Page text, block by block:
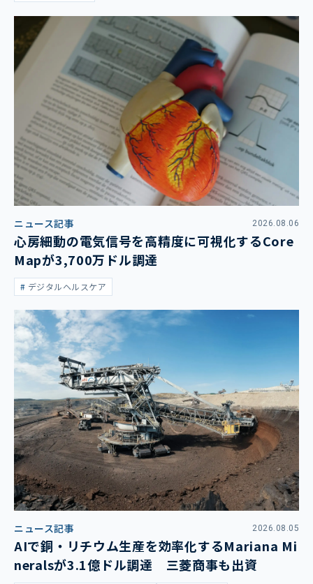
ニュース記事 2026.08.06
心房細動の電気信号を高精度に可視化するCore
Mapが3,700万ドル調達
デジタルヘルスケア
ニュース記事 2026.08.05
AIで銅・リチウム生産を効率化するMariana Mi
neralsが3.1億ドル調達 三菱商事も出資